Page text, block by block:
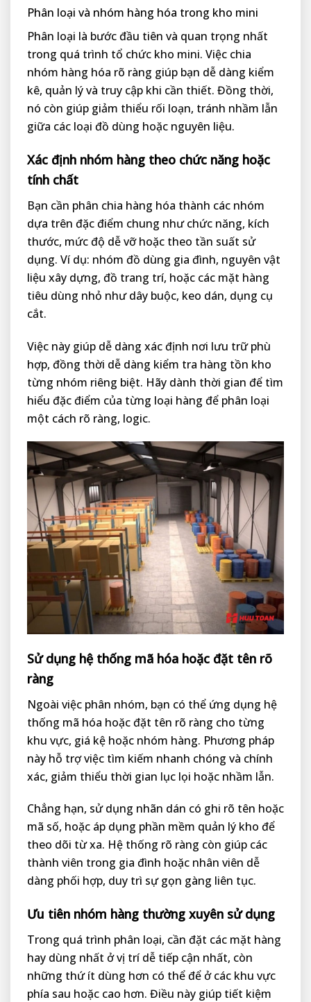
Phân loại và nhóm hàng hóa trong kho mini
Phân loại là bước đầu tiên và quan trọng nhất
trong quá trình tổ chức kho mini. Việc chia
nhóm hàng hóa rõ ràng giúp bạn dễ dàng kiểm
kê, quản lý và truy cập khi cần thiết. Đồng thời,
nó còn giúp giảm thiểu rối loạn, tránh nhầm lẫn
giữa các loại đồ dùng hoặc nguyên liệu.
Xác định nhóm hàng theo chức năng hoặc
tính chất
Bạn cần phân chia hàng hóa thành các nhóm
dựa trên đặc điểm chung như chức năng, kích
thước, mức độ dễ vỡ hoặc theo tần suất sử
dụng. Ví dụ: nhóm đồ dùng gia đình, nguyên vật
liệu xây dựng, đồ trang trí, hoặc các mặt hàng
tiêu dùng nhỏ như dây buộc, keo dán, dụng cụ
cắt.
Việc này giúp dễ dàng xác định nơi lưu trữ phù
hợp, đồng thời dễ dàng kiểm tra hàng tồn kho
từng nhóm riêng biệt. Hãy dành thời gian để tìm
hiểu đặc điểm của từng loại hàng để phân loại
một cách rõ ràng, logic.
Sử dụng hệ thống mã hóa hoặc đặt tên rõ
ràng
Ngoài việc phân nhóm, bạn có thể ứng dụng hệ
thống mã hóa hoặc đặt tên rõ ràng cho từng
khu vực, giá kệ hoặc nhóm hàng. Phương pháp
này hỗ trợ việc tìm kiếm nhanh chóng và chính
xác, giảm thiểu thời gian lục lọi hoặc nhầm lẫn.
Chẳng hạn, sử dụng nhãn dán có ghi rõ tên hoặc
mã số, hoặc áp dụng phần mềm quản lý kho để
theo dõi từ xa. Hệ thống rõ ràng còn giúp các
thành viên trong gia đình hoặc nhân viên dễ
dàng phối hợp, duy trì sự gọn gàng liên tục.
Ưu tiên nhóm hàng thường xuyên sử dụng
Trong quá trình phân loại, cần đặt các mặt hàng
hay dùng nhất ở vị trí dễ tiếp cận nhất, còn
những thứ ít dùng hơn có thể để ở các khu vực
phía sau hoặc cao hơn. Điều này giúp tiết kiệm